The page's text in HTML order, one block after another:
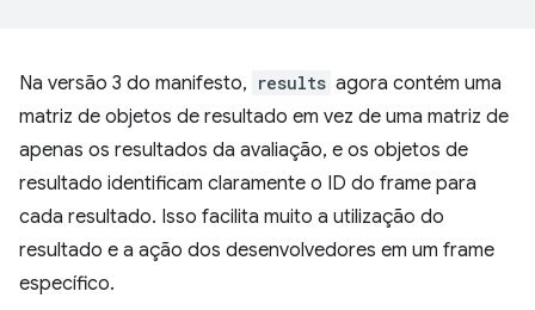
Na versão 3 do manifesto, results agora contém uma
matriz de objetos de resultado em vez de uma matriz de
apenas os resultados da avaliação, e os objetos de
resultado identificam claramente o ID do frame para
cada resultado. Isso facilita muito a utilização do
resultado e a ação dos desenvolvedores em um frame
específico.